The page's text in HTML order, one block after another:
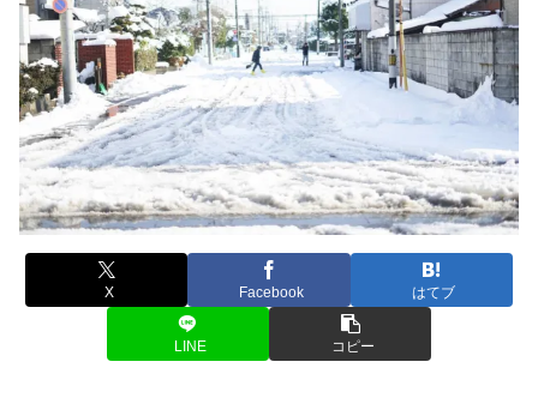
X Facebook はてブ
LINE コピー